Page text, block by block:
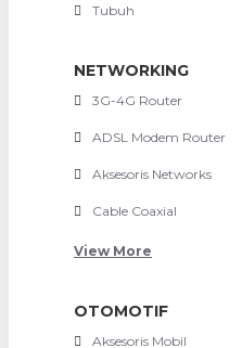
Tubuh
NETWORKING
3G-4G Router
ADSL Modem Router
Aksesoris Networks
Cable Coaxial
View More
OTOMOTIF
Aksesoris Mobil